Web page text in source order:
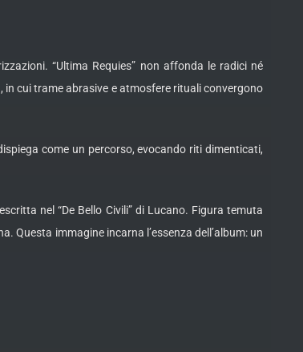
“Ultima Requies” non affonda le radici né
in cui trame abrasive e atmosfere rituali convergono
come un percorso, evocando riti dimenticati,
nel “De Bello Civili” di Lucano. Figura temuta
Questa immagine incarna l’essenza dell’album: un